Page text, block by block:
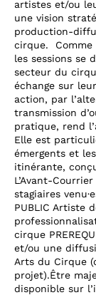
artistes et/ou
une vision
production-
cirque.
les sessions se
secteur du
échange sur
action, par
transmission
pratique, rend
Elle est
émergents et
itinérante,
L’Avant-
stagiaires
PUBLIC Artiste
cirque
et/ou une
Arts du Cirque
projet).Être
disponible sur